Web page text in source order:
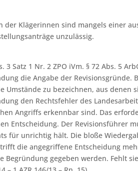
der Klägerinnen sind mangels einer
unzulässig.
3 Satz 1 Nr. 2 ZPO iVm. § 72 Abs. 5
die Angabe der Revisionsgründe.
Umstände zu bezeichnen, aus
den Rechtsfehler des
Angriffs erkennbar sind. Das
Entscheidung. Der Revisionsführer
für unrichtig hält. Die bloße
die angegriffene Entscheidung
Begründung gegeben werden. Fehlt